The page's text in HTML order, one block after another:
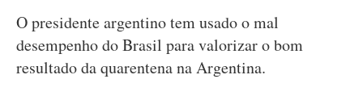
O presidente argentino tem usado o mal
desempenho do Brasil para valorizar o bom
resultado da quarentena na Argentina.